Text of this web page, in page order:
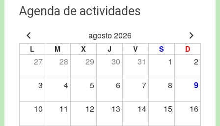
Agenda de actividades
agosto 2026
L M X J V S D
27 28 29 30 31 1 2
3 4 5 6 7 8 9
10 11 12 13 14 15 16